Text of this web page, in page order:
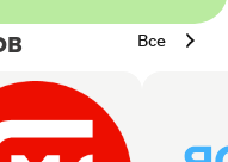
Все